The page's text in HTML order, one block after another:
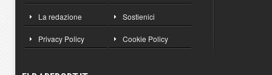
La redazione Sostienici
Privacy Policy Cookie Policy